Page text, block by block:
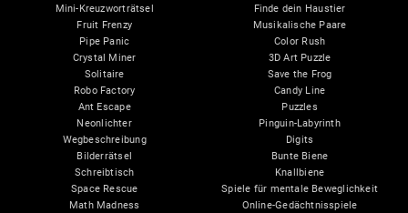
Mini-Kreuzworträtsel
Fruit Frenzy
Pipe Panic
Crystal Miner
Solitaire
Robo Factory
Ant Escape
Neonlichter
Wegbeschreibung
Bilderrätsel
Schreibtisch
Space Rescue
Math Madness
Finde dein Haustier
Musikalische Paare
Color Rush
3D Art Puzzle
Save the Frog
Candy Line
Puzzles
Pinguin-Labyrinth
Digits
Bunte Biene
Knallbiene
Spiele für mentale Beweglichkeit
Online-Gedächtnisspiele